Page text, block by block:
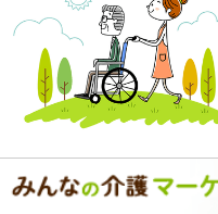
たらストレスたまりませんか